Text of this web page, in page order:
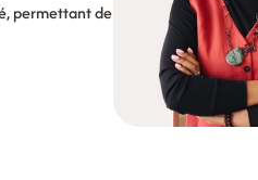
permettant de